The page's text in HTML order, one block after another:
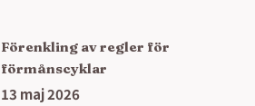
Förenkling av regler för
förmånscyklar
13 maj 2026